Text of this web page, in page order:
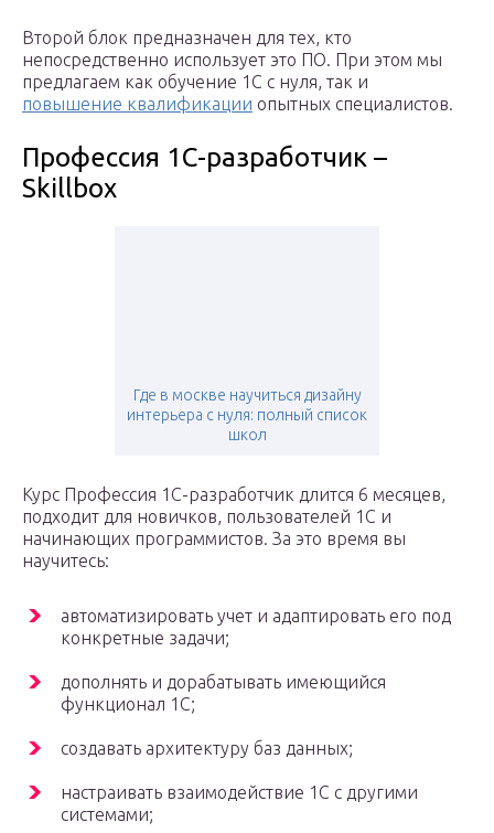
Второй блок предназначен для тех, кто
непосредственно использует это ПО. При этом мы
предлагаем как обучение 1С с нуля, так и
повышение квалификации опытных специалистов.
Профессия 1С-разработчик –
Skillbox
Где в москве научиться дизайну
интерьера с нуля: полный список
школ
Курс Профессия 1С-разработчик длится 6 месяцев,
подходит для новичков, пользователей 1С и
начинающих программистов. За это время вы
научитесь:
автоматизировать учет и адаптировать его под
конкретные задачи;
дополнять и дорабатывать имеющийся
функционал 1С;
создавать архитектуру баз данных;
настраивать взаимодействие 1С с другими
системами;